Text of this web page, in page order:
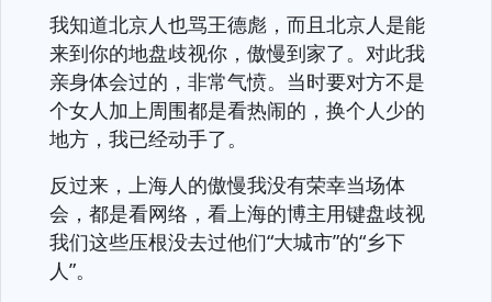
我知道北京人也骂王德彪，而且北京人是能
来到你的地盘歧视你，傲慢到家了。对此我
亲身体会过的，非常气愤。当时要对方不是
个女人加上周围都是看热闹的，换个人少的
地方，我已经动手了。
反过来，上海人的傲慢我没有荣幸当场体
会，都是看网络，看上海的博主用键盘歧视
我们这些压根没去过他们“大城市”的“乡下
人”。